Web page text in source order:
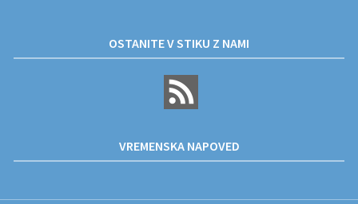
OSTANITE V STIKU Z NAMI
VREMENSKA NAPOVED